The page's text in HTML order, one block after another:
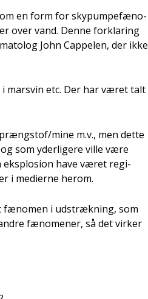
om en form for sky­pum­pe­fæ­no­
over vand. Den­ne for­kla­ring
John Cap­pe­len, der ikke
mar­svin etc. Der har været talt
mine m.v., men det­te
som yder­li­ge­re vil­le være
eks­plo­sion have været regi­
i medi­er­ne her­om.
fæno­men i udstræk­ning, som
fæno­me­ner, så det vir­ker